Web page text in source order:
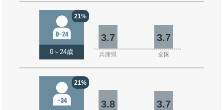
21%
0～24歳
3.7 3.7
兵庫県 全国
21%
3.8 3.7